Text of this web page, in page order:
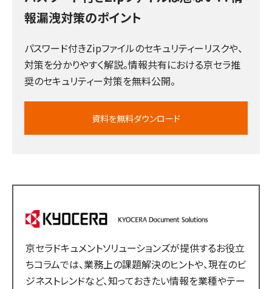
報漏洩対策のポイント
パスワード付きZipファイルのセキュリティーリスクや、
対策を分かりやすく解説。情報共有における京セラ推
奨のセキュリティー対策を無料公開。
資料を無料ダウンロード
京セラドキュメントソリューションズが提供するお役立
ちコラムでは、業務上の課題解決のヒントや、現在のビ
ジネストレンドなど、知っておきたい情報を業種やテー